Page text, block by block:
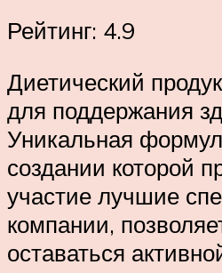
Рейтинг: 4.9
Диетический
для поддержания
Уникальная
создании которой
участие лучшие
компании,
оставаться